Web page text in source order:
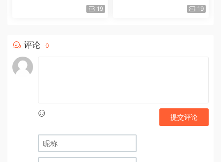
19 19
评论 0
提交评论